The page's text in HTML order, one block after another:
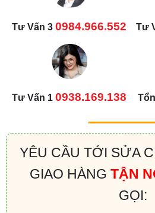
Tư Vấn 3 0984.966.552 Tư
Tư Vấn 1 0938.169.138
YÊU CẦU TỚI SỬA
GIAO HÀNG TẬN
GỌI: